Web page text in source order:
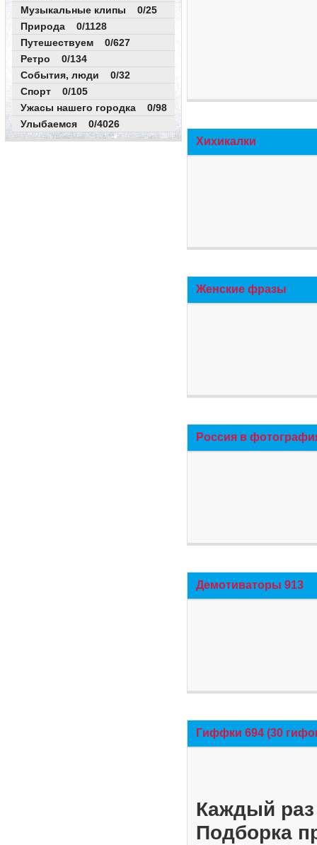
Музыкальные клипы 0/25
Природа 0/1128
Путешествуем 0/627
Ретро 0/134
События, люди 0/32
Спорт 0/105
Ужасы нашего городка 0/98
Улыбаемся 0/4026
Хихикалки
Женские фразы
Россия в
Демотиваторы 913
Гиффки 694 (30
Каждый
Подборка